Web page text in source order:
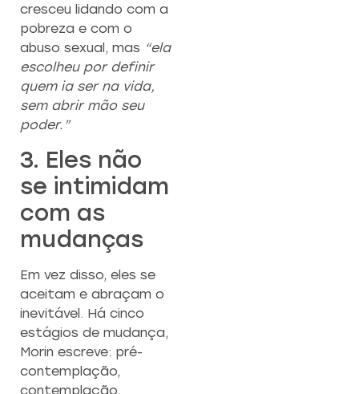
cresceu lidando com a
pobreza e com o
abuso sexual, mas “ela
escolheu por definir
quem ia ser na vida,
sem abrir mão seu
poder.”
3. Eles não
se intimidam
com as
mudanças
Em vez disso, eles se
aceitam e abraçam o
inevitável. Há cinco
estágios de mudança,
Morin escreve: pré-
contemplação,
contemplação,